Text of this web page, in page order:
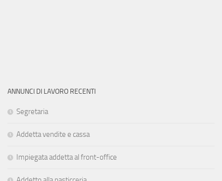
ANNUNCI DI LAVORO RECENTI
Segretaria
Addetta vendite e cassa
Impiegata addetta al front-office